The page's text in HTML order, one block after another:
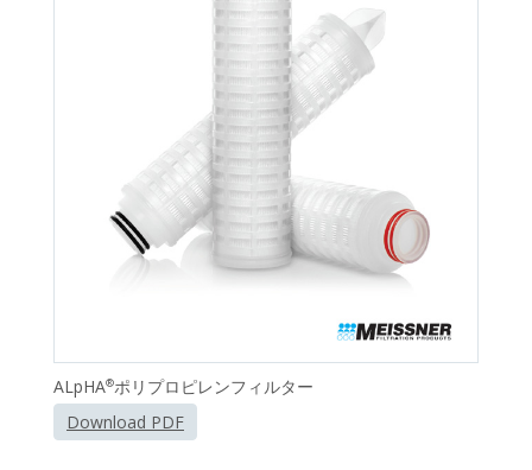
ALpHA®ポリプロピレンフィルター
Download PDF